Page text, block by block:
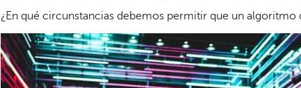
¿En qué circunstancias debemos permitir que un algoritmo